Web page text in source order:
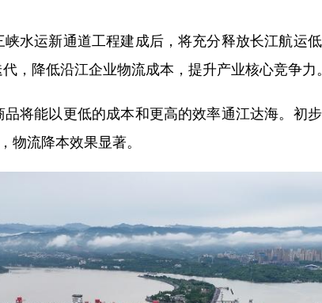
运新通道工程建成后，将充分释放长江航运低
，降低沿江企业物流成本，提升产业核心竞争力
能以更低的成本和更高的效率通江达海。初
物流降本效果显著。